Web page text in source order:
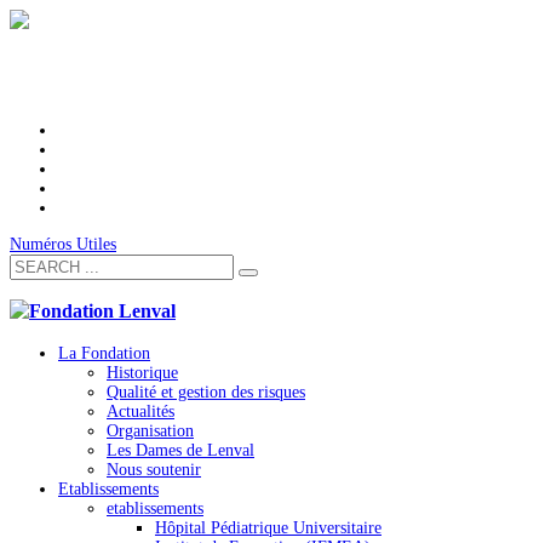
Numéros Utiles
La Fondation
Historique
Qualité et gestion des risques
Actualités
Organisation
Les Dames de Lenval
Nous soutenir
Etablissements
etablissements
Hôpital Pédiatrique Universitaire